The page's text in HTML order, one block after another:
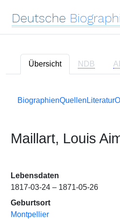
Deutsche
Übersicht NDB
BiographienQuellen Literatur
Maillart, Louis
Lebensdaten
1817-03-24 – 1871-05-26
Geburtsort
Montpellier